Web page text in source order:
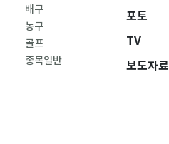
배구
농구
골프
종목일반
포토
TV
보도자료